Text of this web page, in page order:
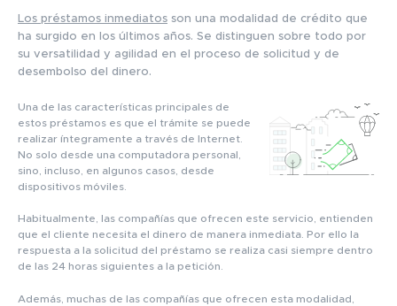
Los préstamos inmediatos son una modalidad de crédito que
ha surgido en los últimos años. Se distinguen sobre todo por
su versatilidad y agilidad en el proceso de solicitud y de
desembolso del dinero.
Una de las características principales de
estos préstamos es que el trámite se puede
realizar íntegramente a través de Internet.
No solo desde una computadora personal,
sino, incluso, en algunos casos, desde
dispositivos móviles.
Habitualmente, las compañías que ofrecen este servicio, entienden
que el cliente necesita el dinero de manera inmediata. Por ello la
respuesta a la solicitud del préstamo se realiza casi siempre dentro
de las 24 horas siguientes a la petición.
Además, muchas de las compañías que ofrecen esta modalidad,